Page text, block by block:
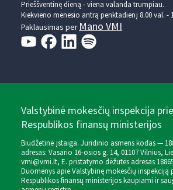
Prieššventinę dieną - viena valanda trumpiau.
Kiekvieno mėnesio antrą penktadienį 8.00 val. -
Paklausimas perMano VMI
Valstybinė mokesčių inspekcija
Respublikos finansų ministerijos
Biudžetinė įstaiga. Juridinio asmens kodas —
adresas: Vasario 16-osios g. 14, 01107 Vilnius,
vmi@vmi.lt, E. pristatymo dėžutės adresas
Duomenys apie Valstybinę mokesčių inspekciją
Respublikos finansų ministerijos kaupiami ir